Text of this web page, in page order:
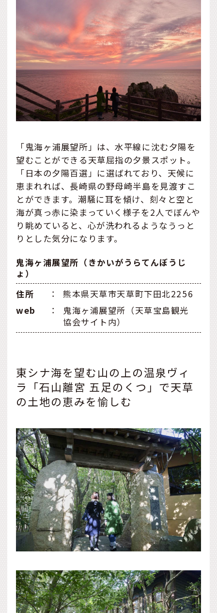
「鬼海ヶ浦展望所」は、水平線に沈む夕陽を
望むことができる天草屈指の夕景スポット。
「日本の夕陽百選」に選ばれており、天候に
恵まれれば、長崎県の野母崎半島を見渡すこ
とができます。潮騒に耳を傾け、刻々と空と
海が真っ赤に染まっていく様子を2人でぼんや
り眺めていると、心が洗われるようなうっと
りとした気分になります。
鬼海ヶ浦展望所（きかいがうらてんぼうじ
ょ）
住所
：
熊本県天草市天草町下田北2256
web
：
鬼海ヶ浦展望所（天草宝島観光
協会サイト内）
東シナ海を望む山の上の温泉ヴィ
ラ「石山離宮 五足のくつ」で天草
の土地の恵みを愉しむ